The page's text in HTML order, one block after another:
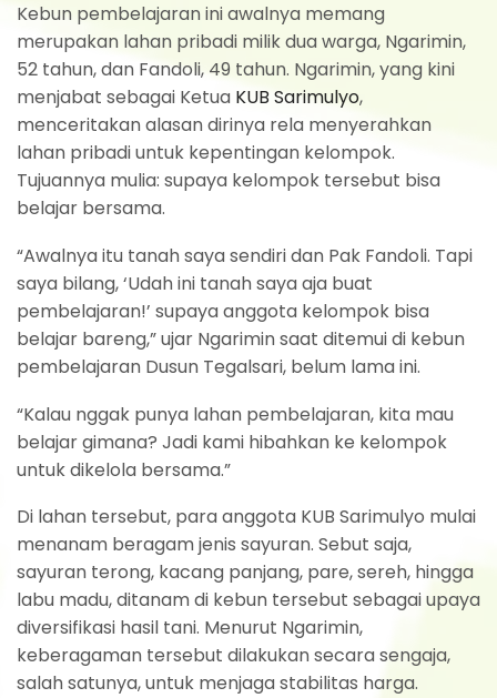
Kebun pembelajaran ini awalnya memang
merupakan lahan pribadi milik dua warga, Ngarimin,
52 tahun, dan Fandoli, 49 tahun. Ngarimin, yang kini
menjabat sebagai Ketua KUB Sarimulyo,
menceritakan alasan dirinya rela menyerahkan
lahan pribadi untuk kepentingan kelompok.
Tujuannya mulia: supaya kelompok tersebut bisa
belajar bersama.
“Awalnya itu tanah saya sendiri dan Pak Fandoli. Tapi
saya bilang, ‘Udah ini tanah saya aja buat
pembelajaran!’ supaya anggota kelompok bisa
belajar bareng,” ujar Ngarimin saat ditemui di kebun
pembelajaran Dusun Tegalsari, belum lama ini.
“Kalau nggak punya lahan pembelajaran, kita mau
belajar gimana? Jadi kami hibahkan ke kelompok
untuk dikelola bersama.”
Di lahan tersebut, para anggota KUB Sarimulyo mulai
menanam beragam jenis sayuran. Sebut saja,
sayuran terong, kacang panjang, pare, sereh, hingga
labu madu, ditanam di kebun tersebut sebagai upaya
diversifikasi hasil tani. Menurut Ngarimin,
keberagaman tersebut dilakukan secara sengaja,
salah satunya, untuk menjaga stabilitas harga.